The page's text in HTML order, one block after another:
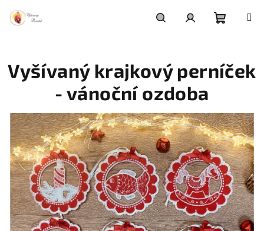
obsah
košík
Vyšívaný krajkový perníček
- vánoční ozdoba